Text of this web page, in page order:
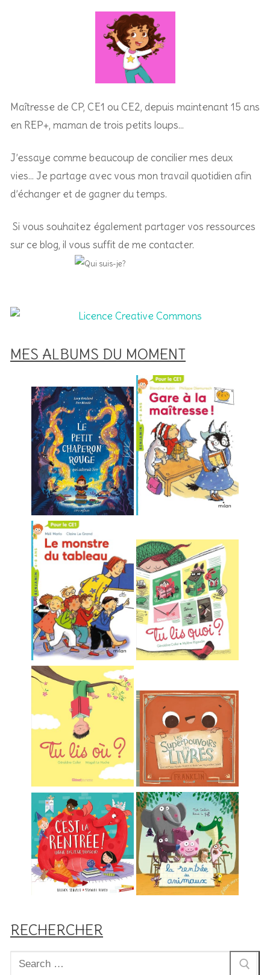
Maîtresse de CP, CE1 ou CE2, depuis maintenant 15 ans
en REP+, maman de trois petits loups…
J’essaye comme beaucoup de concilier mes deux
vies… Je partage avec vous mon travail quotidien afin
d’échanger et de gagner du temps.
Si vous souhaitez également partager vos ressources
sur ce blog, il vous suffit de me contacter.
MES ALBUMS DU MOMENT
RECHERCHER
Rechercher